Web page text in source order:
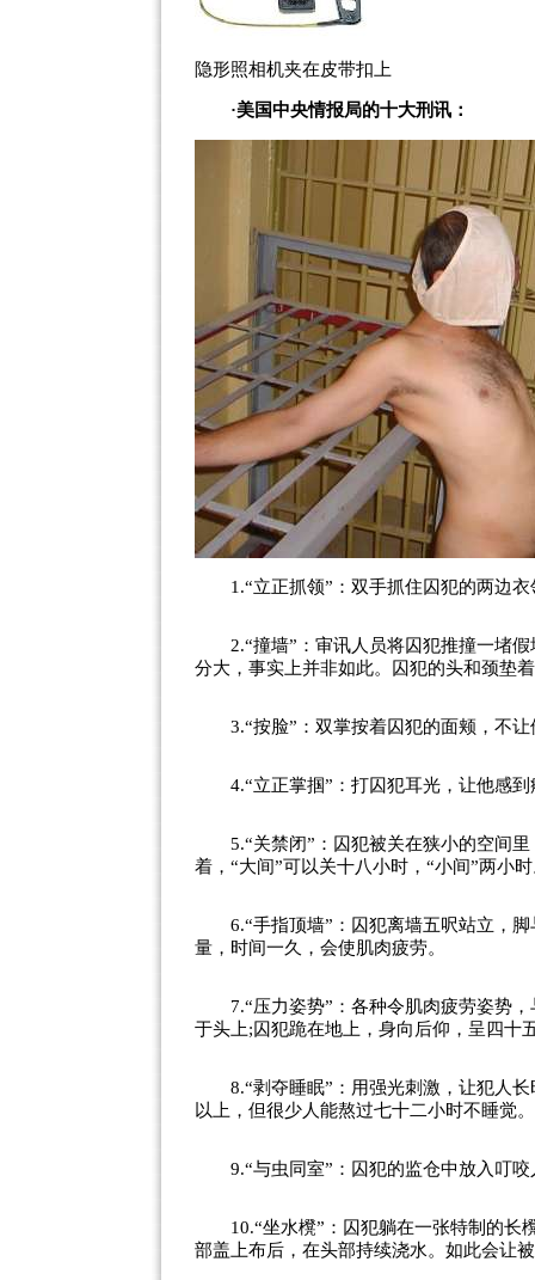
隐形照相机夹在皮带扣上
·美国中央情报局的十大刑讯：
1.“立正抓领”：双手抓住囚犯的两边衣
2.“撞墙”：审讯人员将囚犯推撞一堵假
分大，事实上并非如此。囚犯的头和颈垫
3.“按脸”：双掌按着囚犯的面颊，不让
4.“立正掌掴”：打囚犯耳光，让他感到
5.“关禁闭”：囚犯被关在狭小的空间里
着，“大间”可以关十八小时，“小间”两小
6.“手指顶墙”：囚犯离墙五呎站立，脚
量，时间一久，会使肌肉疲劳。
7.“压力姿势”：各种令肌肉疲劳姿势，
于头上;囚犯跪在地上，身向后仰，呈四十
8.“剥夺睡眠”：用强光刺激，让犯人长
以上，但很少人能熬过七十二小时不睡觉。
9.“与虫同室”：囚犯的监仓中放入叮咬
10.“坐水櫈”：囚犯躺在一张特制的长
部盖上布后，在头部持续浇水。如此会让